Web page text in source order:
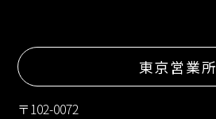
東京営業所
〒102-0072